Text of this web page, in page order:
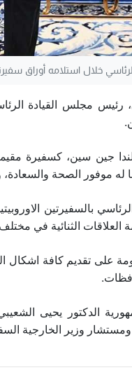
خلال استلامه أوراق
مجلس القيادة
جين سين، كسفيرة
له موفور الصحة
العلاقات الثنائية في
على تقديم كافة اشكال
الدكتور يحيى
وزير الخارجية